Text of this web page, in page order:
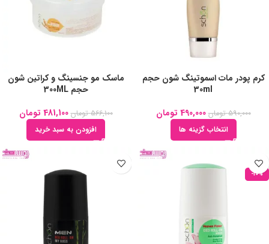
کرم پودر مات اسموتینگ شون حجم
30ml
590,000 تومان 490,000 تومان
انتخاب گزینه ها
ماسک مو جنسینگ و کراتین شون
حجم 300ML
566,100 تومان 481,100 تومان
افزودن به سبد خرید
-10%